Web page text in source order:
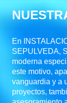
En
SEPULVEDA,
moderna
este motivo,
vanguardia y a
proyectos,